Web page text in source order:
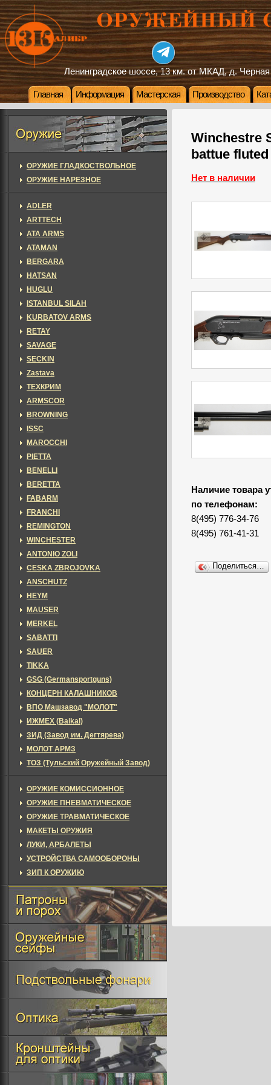
Ленинградское шоссе, 13 км. от МКАД, д. Черная
Главная Информация Мастерская Производство
Winchestre
battue fluted
Нет в наличии
Наличие товара
по телефонам:
8(495) 776-34-76
8(495) 761-41-31
Поделиться…
ОРУЖИЕ ГЛАДКОСТВОЛЬНОЕ
ОРУЖИЕ НАРЕЗНОЕ
ADLER
ARTTECH
ATA ARMS
ATAMAN
BERGARA
HATSAN
HUGLU
ISTANBUL SILAH
KURBATOV ARMS
RETAY
SAVAGE
SECKIN
Zastava
ТЕХКРИМ
ARMSCOR
BROWNING
ISSC
MAROCCHI
PIETTA
BENELLI
BERETTA
FABARM
FRANCHI
REMINGTON
WINCHESTER
ANTONIO ZOLI
CESKA ZBROJOVKA
ANSCHUTZ
HEYM
MAUSER
MERKEL
SABATTI
SAUER
TIKKA
GSG (Germansportguns)
КОНЦЕРН КАЛАШНИКОВ
ВПО Машзавод "МОЛОТ"
ИЖМЕХ (Baikal)
ЗИД (Завод им. Дегтярева)
МОЛОТ АРМЗ
ТОЗ (Тульский Оружейный Завод)
ОРУЖИЕ КОМИССИОННОЕ
ОРУЖИЕ ПНЕВМАТИЧЕСКОЕ
ОРУЖИЕ ТРАВМАТИЧЕСКОЕ
МАКЕТЫ ОРУЖИЯ
ЛУКИ, АРБАЛЕТЫ
УСТРОЙСТВА САМООБОРОНЫ
ЗИП К ОРУЖИЮ